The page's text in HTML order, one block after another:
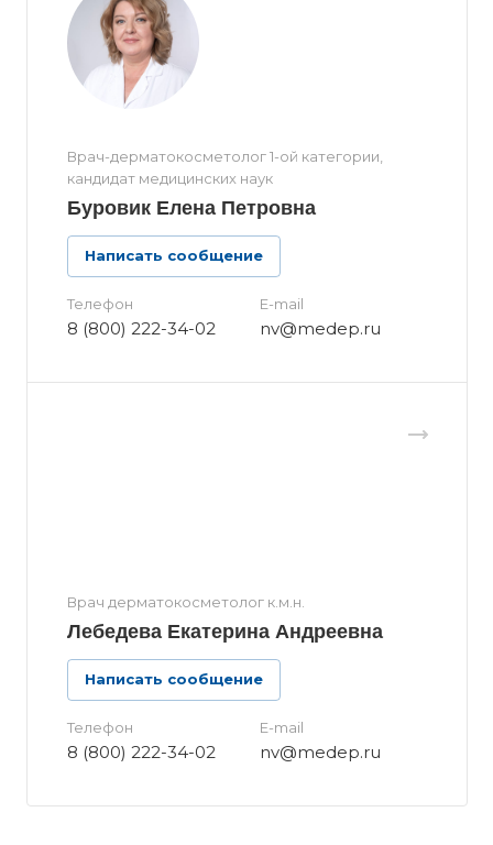
Врач-дерматокосметолог 1-ой категории,
кандидат медицинских наук
Буровик Елена Петровна
Написать сообщение
Телефон
8 (800) 222-34-02
E-mail
nv@medep.ru
Врач дерматокосметолог к.м.н.
Лебедева Екатерина Андреевна
Написать сообщение
Телефон
8 (800) 222-34-02
E-mail
nv@medep.ru